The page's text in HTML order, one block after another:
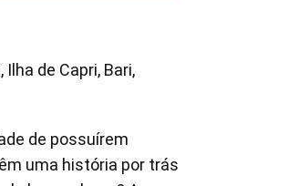
de Capri, Bari,
de possuírem
uma história por trás